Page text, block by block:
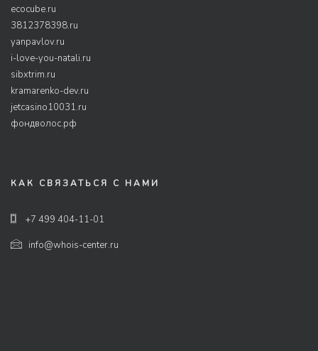
ecocube.ru
3812378398.ru
yanpavlov.ru
i-love-you-natali.ru
sibxtrim.ru
kramarenko-dev.ru
jetcasino10031.ru
фондволос.рф
КАК СВЯЗАТЬСЯ С НАМИ
+7 499 404-11-01
info@whois-center.ru